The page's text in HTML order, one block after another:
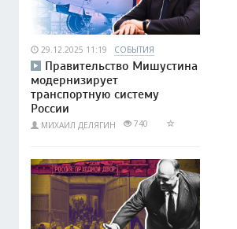
29.12.2025 11:19 СОБЫТИЯ
Правительство Мишустина
модернизирует
транспортную систему
России
МИХАИЛ ДЕЛЯГИН 740